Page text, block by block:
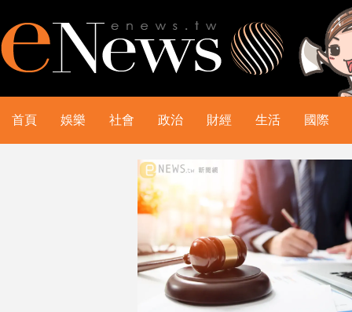
首頁 娛樂 社會 政治 財經 生活 國際